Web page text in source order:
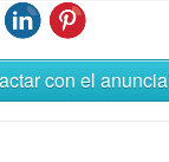
con el